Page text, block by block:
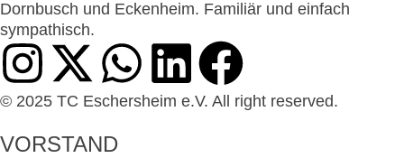
Dornbusch und Eckenheim. Familiär und einfach
sympathisch.
© 2025 TC Eschersheim e.V. All right reserved.
VORSTAND